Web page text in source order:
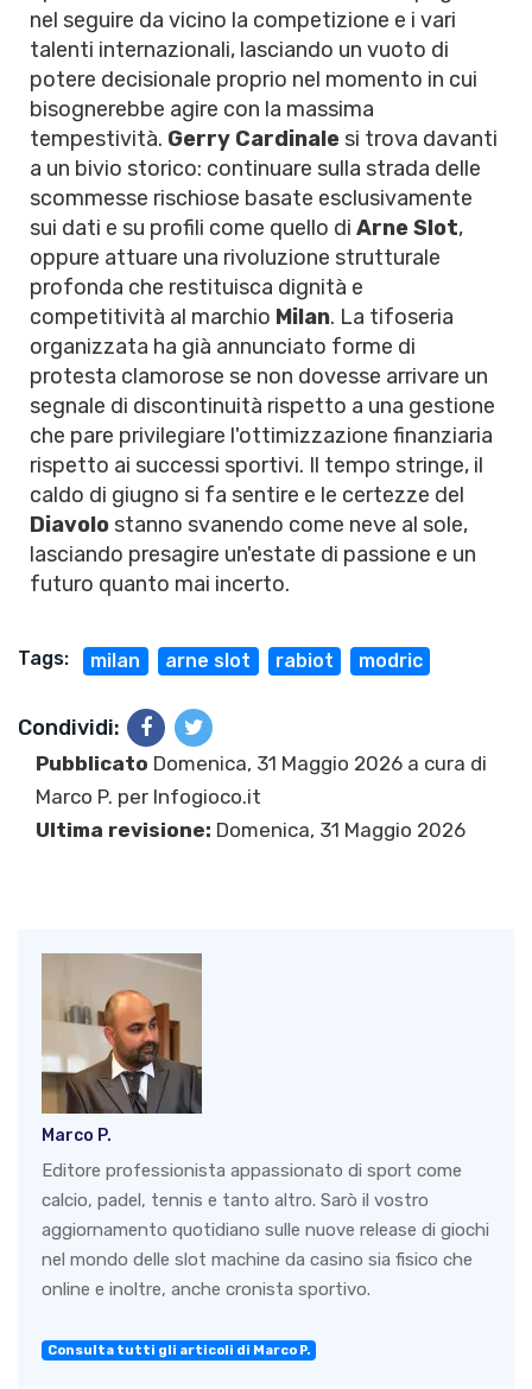
nel seguire da vicino la competizione e i vari
talenti internazionali, lasciando un vuoto di
potere decisionale proprio nel momento in cui
bisognerebbe agire con la massima
tempestività. Gerry Cardinale si trova davanti
a un bivio storico: continuare sulla strada delle
scommesse rischiose basate esclusivamente
sui dati e su profili come quello di Arne Slot,
oppure attuare una rivoluzione strutturale
profonda che restituisca dignità e
competitività al marchio Milan. La tifoseria
organizzata ha già annunciato forme di
protesta clamorose se non dovesse arrivare un
segnale di discontinuità rispetto a una gestione
che pare privilegiare l'ottimizzazione finanziaria
rispetto ai successi sportivi. Il tempo stringe, il
caldo di giugno si fa sentire e le certezze del
Diavolo stanno svanendo come neve al sole,
lasciando presagire un'estate di passione e un
futuro quanto mai incerto.
Tags: milan arne slot rabiot modric
Condividi:
Pubblicato Domenica, 31 Maggio 2026 a cura di
Marco P. per Infogioco.it
Ultima revisione: Domenica, 31 Maggio 2026
Marco P.
Editore professionista appassionato di sport come
calcio, padel, tennis e tanto altro. Sarò il vostro
aggiornamento quotidiano sulle nuove release di giochi
nel mondo delle slot machine da casino sia fisico che
online e inoltre, anche cronista sportivo.
Consulta tutti gli articoli di Marco P.